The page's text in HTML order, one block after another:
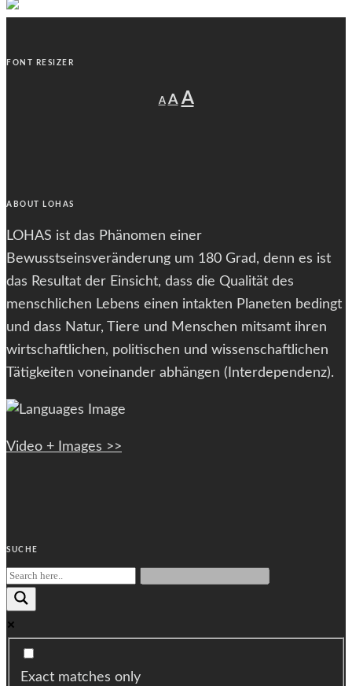
FONT RESIZER
A
Decrease
font
A Reset
AIncrease
ABOUT LOHAS
LOHAS ist das Phänomen einer
Bewusstseinsveränderung um 180 Grad, denn es ist
das Resultat der Einsicht, dass die Qualität des
menschlichen Lebens einen intakten Planeten bedingt
und dass Natur, Tiere und Menschen mitsamt ihren
wirtschaftlichen, politischen und wissenschaftlichen
Tätigkeiten voneinander abhängen (Interdependenz).
Video + Images >>
SUCHE
Exact matches only